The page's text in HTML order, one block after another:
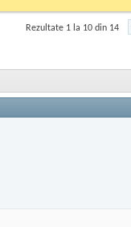
Rezultate 1 la 10 din 14